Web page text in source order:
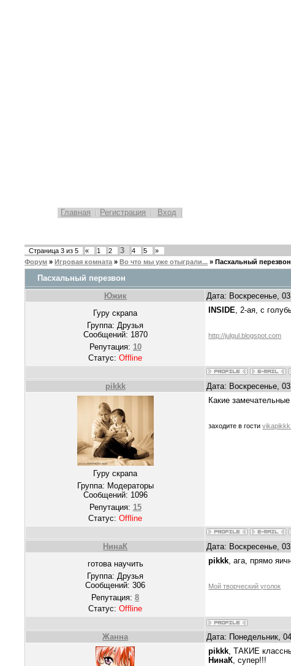
Главная Регистрация Вход
Страница3 из5 « 1 2 3 4 5
»
Форум » Игровая комната » Во что мы уже отыграли... » Пасхальный перезвон
Пасхальный перезвон
Южик
Дата: Воскресенье,
Гуру скрапа
Группа: Друзья
Сообщений: 1870
Репутация: 10
Статус:Offline
INSIDE, 2-ая, с
http://julgul.blogspot.com
pikkk Дата: Воскресенье,
Гуру скрапа
Группа: Модераторы
Сообщений: 1096
Репутация: 15
Статус:Offline
Какие
заходите в гости
НинаК Дата: Воскресенье,
готова научить
Группа: Друзья
Сообщений:306
Репутация:8
Статус:Offline
pikkk, ага, прямо
Мой творческий уголок
Жанна Дата: Понедельник,
pikkk, ТАКИЕ
НинаК, супер!!!